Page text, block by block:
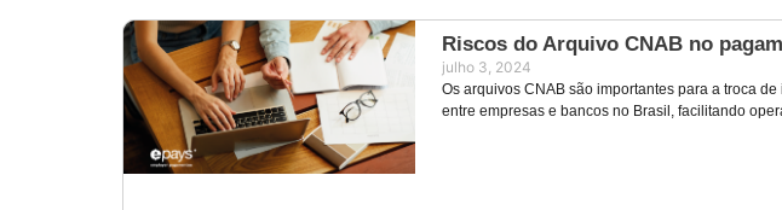
Riscos do Arquivo CNAB no
julho 3, 2024
Os arquivos CNAB são importantes para a troca
entre empresas e bancos no Brasil, facilitando